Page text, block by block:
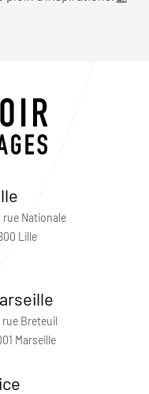
rue Nationale
Lille
rue Breteuil
Marseille